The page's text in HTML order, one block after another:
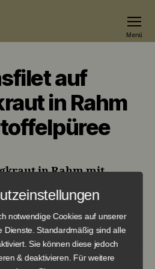
Menü
auf
in Rahm
in Rahm mit
notwendige Cookies auf unserer
Dienste. Standardmäßig sind alle
Sie können diese jedoch
& deaktivieren. Für weitere